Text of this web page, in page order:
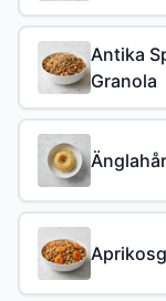
Antika
Granola